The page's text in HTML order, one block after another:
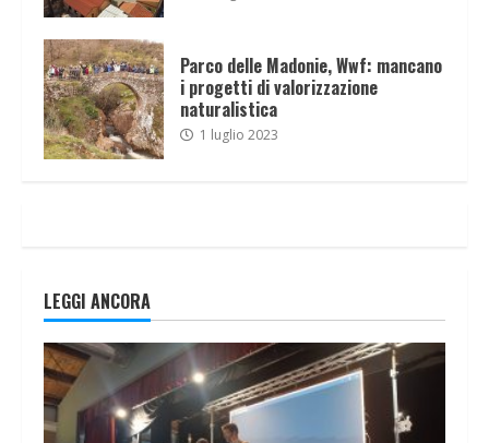
Parco delle Madonie, Wwf: mancano
i progetti di valorizzazione
naturalistica
1 luglio 2023
LEGGI ANCORA